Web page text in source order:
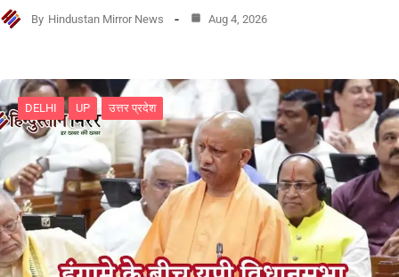
By Hindustan Mirror News Aug 4, 2026
DELHI UP उत्तर प्रदेश